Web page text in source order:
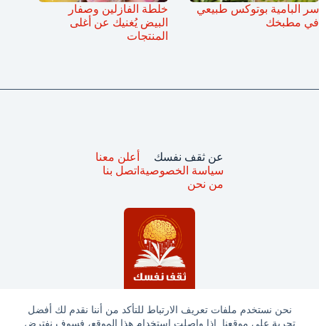
نحن نستخدم ملفات تعريف الارتباط للتأكد من أننا نقدم لك أفضل
تجربة على موقعنا. إذا واصلت استخدام هذا الموقع، فسوف نفترض
سر البامية بوتوكس طبيعي
في مطبخك
خلطة الفازلين وصفار
البيض يُغنيك عن أغلى
المنتجات
عن ثقف نفسك
سياسة الخصوصية
من نحن
أعلن معنا
اتصل بنا